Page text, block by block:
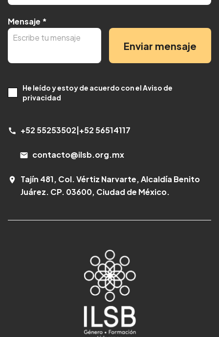
Mensaje *
Enviar mensaje
He leído y estoy de acuerdo con el Aviso de
privacidad
call +52 55253502 +52 56514117
email contacto@ilsb.org.mx
room
Tajín 481, Col. Vértiz Narvarte, Alcaldía Benito
Juárez. CP. 03600, Ciudad de México.